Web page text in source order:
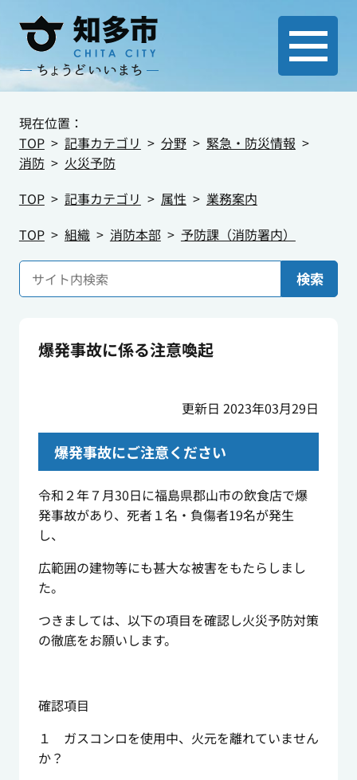
現在位置：
TOP
記事カテゴリ 分野
緊急・防災情報
消防
火災予防
TOP
記事カテゴリ 属性
業務案内
TOP
組織 消防本部 予防課（消防署内）
検索
爆発事故に係る注意喚起
更新日 2023年03月29日
爆発事故にご注意ください
令和２年７月30日に福島県郡山市の飲食店で爆
発事故があり、死者１名・負傷者19名が発生
し、
広範囲の建物等にも甚大な被害をもたらしまし
た。
つきましては、以下の項目を確認し火災予防対策
の徹底をお願いします。
確認項目
１ ガスコンロを使用中、火元を離れていません
か？